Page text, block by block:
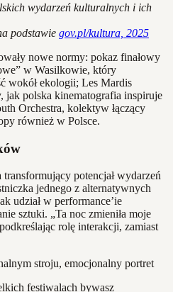
wydarzeń kulturalnych i ich
podstawie gov.pl/kultura, 2025
nowe normy: pokaz finałowy
w Wasilkowie, który
wokół ekologii; Les Mardis
jak polska kinematografia inspiruje
Orchestra, kolektyw łączący
również w Polsce.
potencjał wydarzeń
jednego z alternatywnych
udział w performance’ie
sztuki. „Ta noc zmieniła moje
rolę interakcji, zamiast
festiwalach bywasz